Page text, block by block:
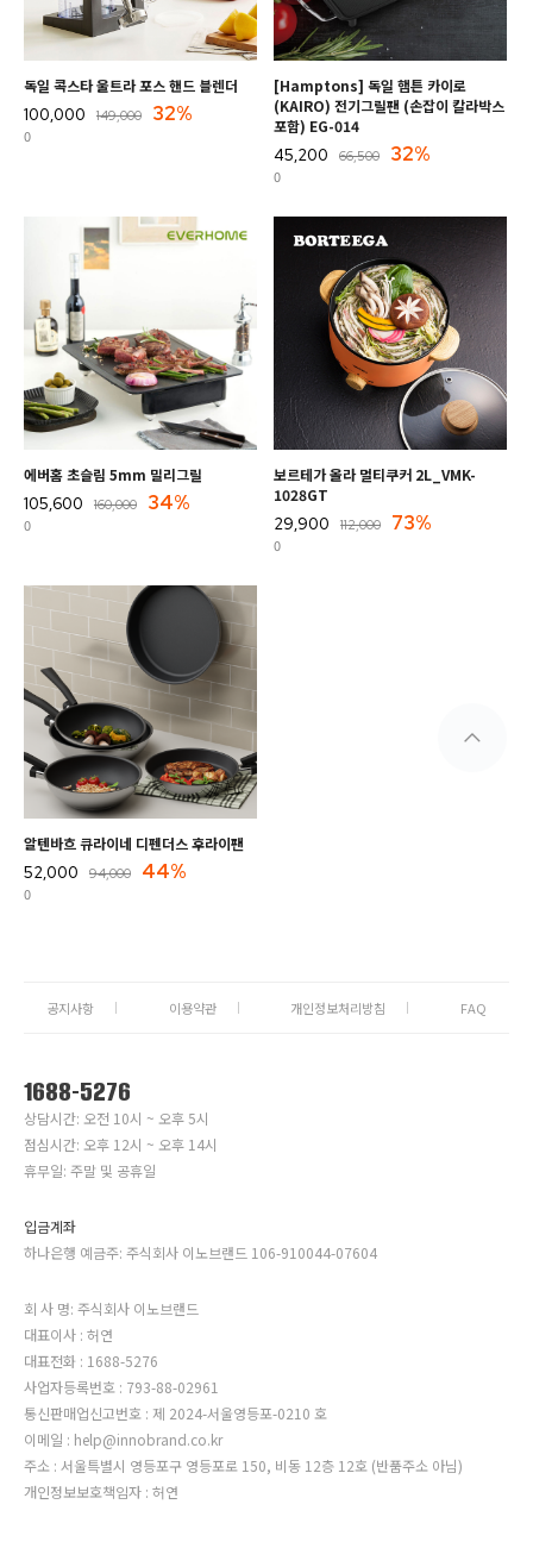
독일 콕스타 울트라 포스 핸드 블렌더
100,000
149,000 32%
0
[Hamptons] 독일 햄튼 카이로
(KAIRO) 전기그릴팬 (손잡이 칼라박스
포함) EG-014
45,200
66,500 32%
0
에버홈 초슬림 5mm 밀리그릴
105,600
160,000 34%
0
보르테가 올라 멀티쿠커 2L_VMK-
1028GT
29,900
112,000 73%
0
알텐바흐 큐라이네 디펜더스 후라이팬
52,000
94,000 44%
0
공지사항 이용약관 개인정보처리방침 FAQ
1688-5276
상담시간: 오전 10시 ~ 오후 5시
점심시간: 오후 12시 ~ 오후 14시
휴무일: 주말 및 공휴일
입금계좌
하나은행 예금주: 주식회사 이노브랜드 106-910044-07604
회 사 명: 주식회사 이노브랜드
대표이사 : 허연
대표전화 : 1688-5276
사업자등록번호 : 793-88-02961
통신판매업신고번호 : 제 2024-서울영등포-0210 호
이메일 : help@innobrand.co.kr
주소 : 서울특별시 영등포구 영등포로 150, 비동 12층 12호 (반품주소 아님)
개인정보보호책임자 : 허연